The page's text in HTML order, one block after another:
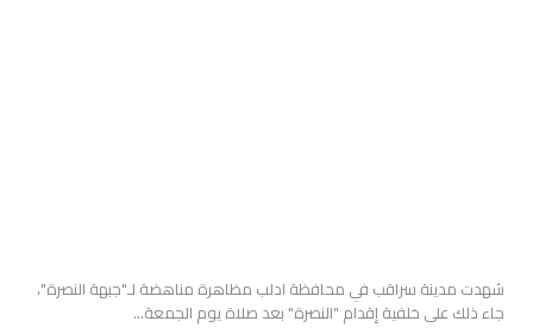
شهدت مدينة سراقب في محافظة ادلب مظاهرة مناهضة لـ"جبهة النصرة"،
جاء ذلك على خلفية إقدام "النصرة" بعد صلاة يوم الجمعة…